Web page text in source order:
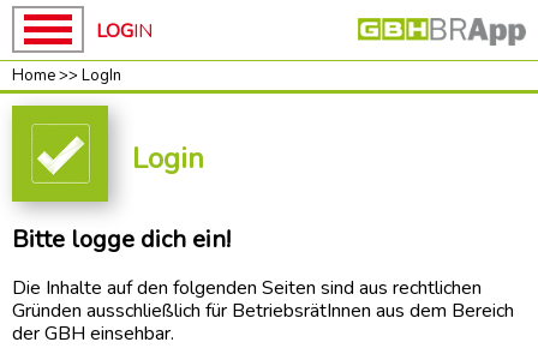
Home
GBH
News
unsere
Kampagnen
ROT-
WEISS-
ROT
Home
LOGIN
Home>> LogIn
Login
Bitte logge dich ein!
Die Inhalte auf den folgenden Seiten sind aus rechtlichen
Gründen ausschließlich für BetriebsrätInnen aus dem Bereich
der GBH einsehbar.